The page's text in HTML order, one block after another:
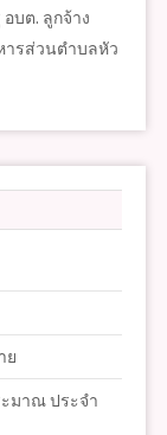
บต. ลูกจ้าง
ารส่วนตำบลหัว
ย
มาณ ประจำ